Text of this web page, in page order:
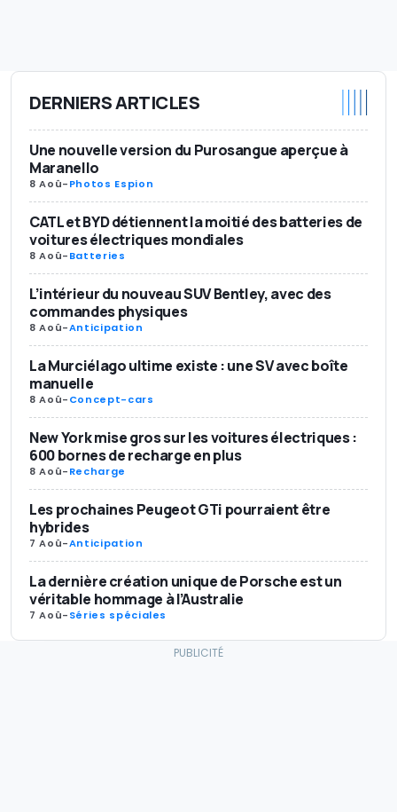
DERNIERS ARTICLES
Une nouvelle version du Purosangue aperçue à
Maranello
8 Aoû-Photos Espion
CATL et BYD détiennent la moitié des batteries de
voitures électriques mondiales
8 Aoû-Batteries
L’intérieur du nouveau SUV Bentley, avec des
commandes physiques
8 Aoû-Anticipation
La Murciélago ultime existe : une SV avec boîte
manuelle
8 Aoû-Concept-cars
New York mise gros sur les voitures électriques :
600 bornes de recharge en plus
8 Aoû-Recharge
Les prochaines Peugeot GTi pourraient être
hybrides
7 Aoû-Anticipation
La dernière création unique de Porsche est un
véritable hommage à l’Australie
7 Aoû-Séries spéciales